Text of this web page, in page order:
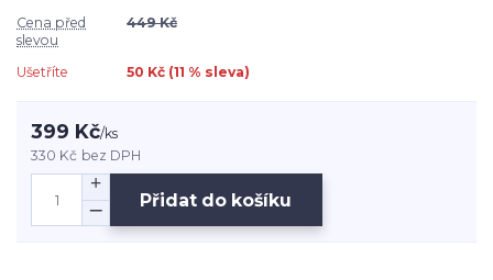
Cena před
slevou
449 Kč
Ušetříte 50 Kč (11 % sleva)
399 Kč/ks
330 Kč bez DPH
Přidat do košíku